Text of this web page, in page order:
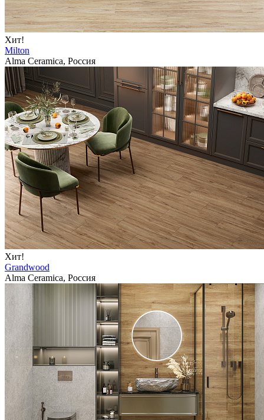
Хит!
Milton
Alma Ceramica, Россия
Хит!
Grandwood
Alma Ceramica, Россия